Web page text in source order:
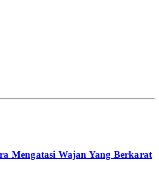
Mengatasi Wajan Yang Berkarat